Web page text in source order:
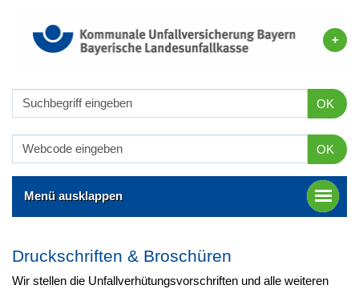
OK
OK
Menü ausklappen
Druckschriften & Broschüren
Wir stellen die Unfallverhütungsvorschriften und alle weiteren